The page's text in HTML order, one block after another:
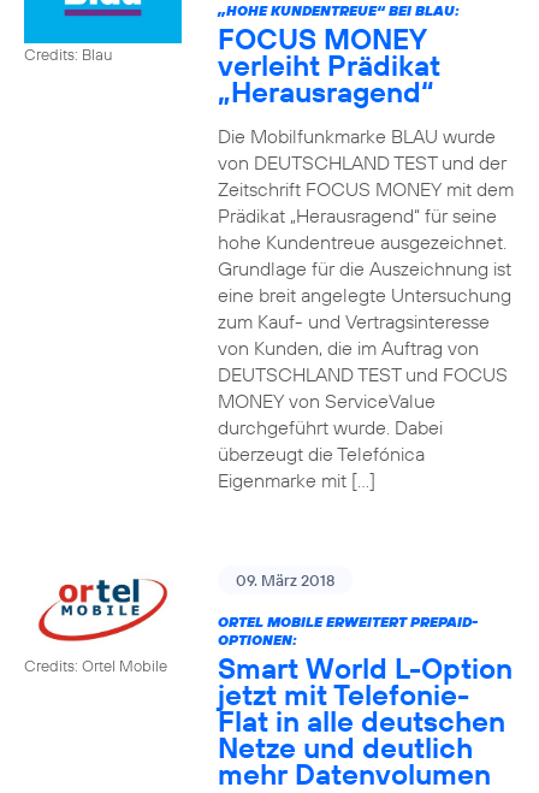
Credits: Blau
„HOHE KUNDENTREUE“ BEI BLAU:
FOCUS MONEY
verleiht Prädikat
„Herausragend“
Die Mobilfunkmarke BLAU wurde
von DEUTSCHLAND TEST und der
Zeitschrift FOCUS MONEY mit dem
Prädikat „Herausragend“ für seine
hohe Kundentreue ausgezeichnet.
Grundlage für die Auszeichnung ist
eine breit angelegte Untersuchung
zum Kauf- und Vertragsinteresse
von Kunden, die im Auftrag von
DEUTSCHLAND TEST und FOCUS
MONEY von ServiceValue
durchgeführt wurde. Dabei
überzeugt die Telefónica
Eigenmarke mit […]
Credits: Ortel Mobile
09. März 2018
ORTEL MOBILE ERWEITERT PREPAID-
OPTIONEN:
Smart World L-Option
jetzt mit Telefonie-
Flat in alle deutschen
Netze und deutlich
mehr Datenvolumen